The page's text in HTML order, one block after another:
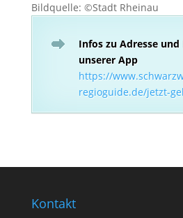
Bildquelle: ©Stadt Rheinau
Infos zu Adresse
unserer App
https://
regioguide.de/jetzt-
Kontakt